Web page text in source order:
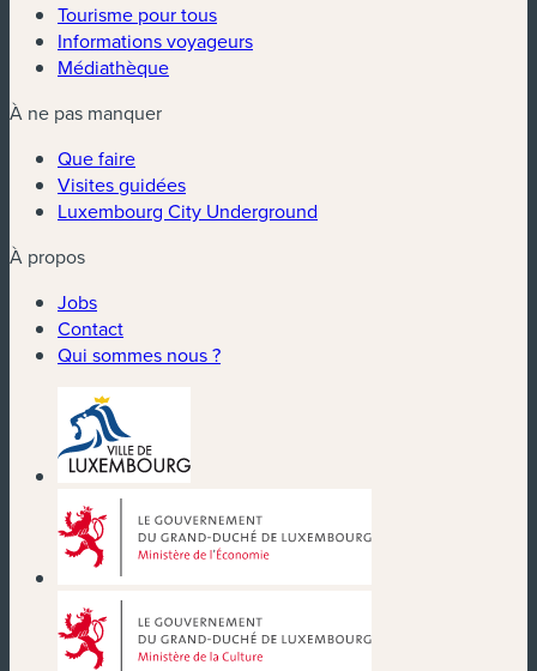
Tourisme pour tous
Informations voyageurs
Médiathèque
À ne pas manquer
Que faire
Visites guidées
Luxembourg City Underground
À propos
Jobs
Contact
Qui sommes nous ?